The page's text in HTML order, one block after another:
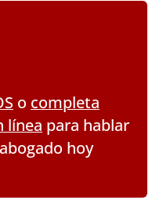
o completa
línea para hablar
hoy